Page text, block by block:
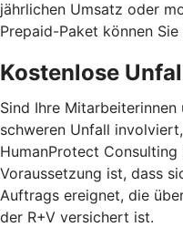
jährlichen Umsatz oder
Prepaid-Paket können
Kostenlose
Sind Ihre
schweren Unfall
HumanProtect
Voraussetzung ist, dass
Auftrags ereignet, die
der R+V versichert ist.